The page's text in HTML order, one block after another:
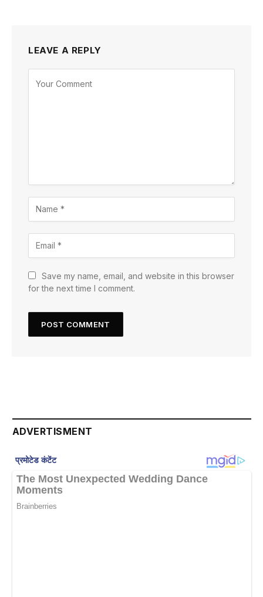
LEAVE A REPLY
Save my name, email, and website in this browser
for the next time I comment.
ADVERTISMENT